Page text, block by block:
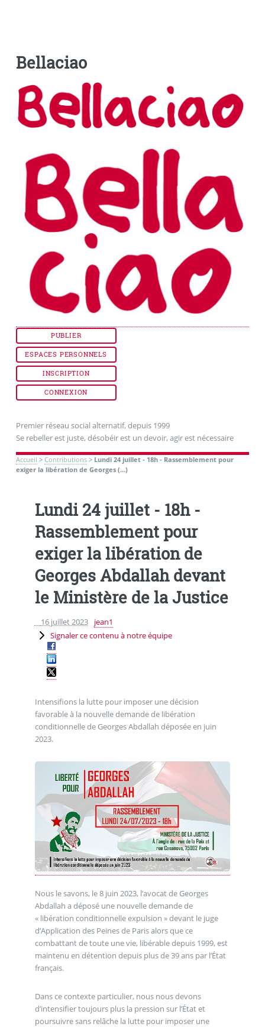
Bellaciao
PUBLIER
ESPACES PERSONNELS
INSCRIPTION
CONNEXION
Premier réseau social alternatif, depuis 1999
Se rebeller est juste, désobéir est un devoir, agir est nécessaire
Accueil > Contributions> Lundi 24 juillet - 18h - Rassemblement pour
exiger la libération de Georges (…)
Lundi 24 juillet - 18h -
Rassemblement pour
exiger la libération de
Georges Abdallah devant
le Ministère de la Justice
16 juillet 2023
jean1
Signaler ce contenu à notre équipe
Intensifions la lutte pour imposer une décision
favorable à la nouvelle demande de libération
conditionnelle de Georges Abdallah déposée en juin
2023.
Nous le savons, le 8 juin 2023, l’avocat de Georges
Abdallah a déposé une nouvelle demande de
« libération conditionnelle expulsion » devant le juge
d’Application des Peines de Paris alors que ce
combattant de toute une vie, libérable depuis 1999, est
maintenu en détention depuis plus de 39 ans par l’État
français.
Dans ce contexte particulier, nous nous devons
d’intensifier toujours plus la pression sur l’État et
poursuivre sans relâche la lutte pour imposer une